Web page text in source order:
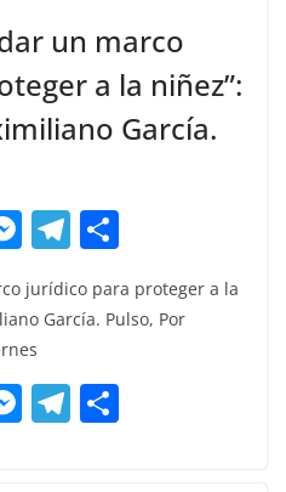
un marco
a la niñez”:
García.
M
e
ss
e
n
g
T
e
a
m
m
jurídico para proteger a la
García. Pulso, Por
M T